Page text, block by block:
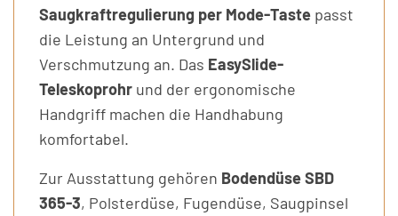
Saugkraftregulierung per Mode-Taste passt
die Leistung an Untergrund und
Verschmutzung an. Das EasySlide-
Teleskoprohr und der ergonomische
Handgriff machen die Handhabung
komfortabel.
Zur Ausstattung gehören Bodendüse SBD
365-3, Polsterdüse, Fugendüse, Saugpinsel